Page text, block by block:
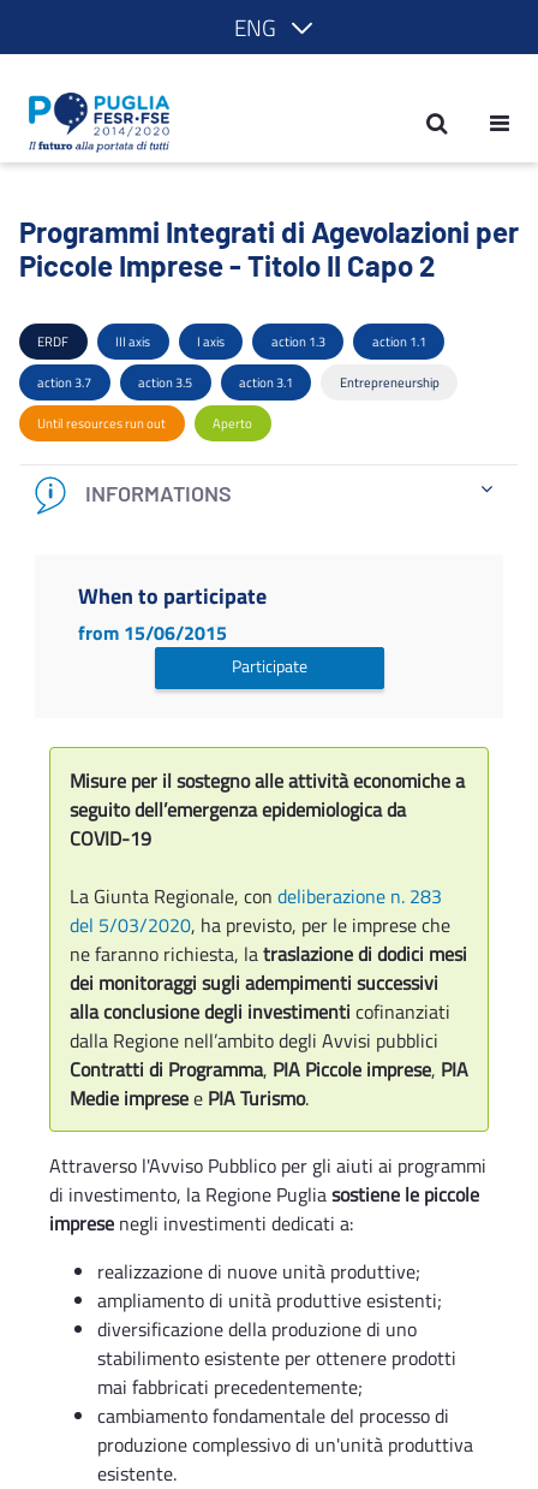
ENG
Programmi Integrati di Agevolazioni
Programmi Integrati di Agevolazioni per
Piccole Imprese - Titolo II Capo 2
ERDF III axis I axis action 1.3 action 1.1
action 3.7 action 3.5 action 3.1 Entrepreneurship
Until resources run out Aperto
INFORMATIONS
When to participate
from 15/06/2015
Participate
Misure per il sostegno alle attività economiche a
seguito dell’emergenza epidemiologica da
COVID-19
La Giunta Regionale, con deliberazione n. 283
del 5/03/2020, ha previsto, per le imprese che
ne faranno richiesta, latraslazione di dodici mesi
dei monitoraggi sugli adempimenti successivi
alla conclusione degli investimenti cofinanziati
dalla Regione nell’ambito degli Avvisi pubblici
Contratti di Programma, PIA Piccole imprese, PIA
Medie impresee PIA Turismo.
Attraverso l'Avviso Pubblico per gli aiuti ai programmi
di investimento, la Regione Pugliasostiene le piccole
imprese negli investimenti dedicati a:
realizzazione di nuove unità produttive;
ampliamento di unità produttive esistenti;
diversificazione della produzione di uno
stabilimento esistente per ottenere prodotti
mai fabbricati precedentemente;
cambiamento fondamentale del processo di
produzione complessivo di un'unità produttiva
esistente.